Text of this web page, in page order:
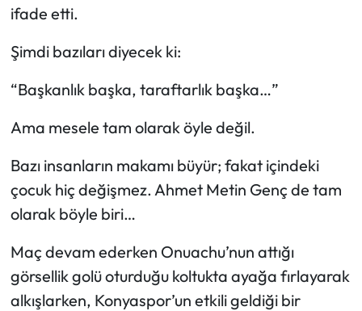
ifade etti.
Şimdi bazıları diyecek ki:
“Başkanlık başka, taraftarlık başka…”
Ama mesele tam olarak öyle değil.
Bazı insanların makamı büyür; fakat içindeki
çocuk hiç değişmez. Ahmet Metin Genç de tam
olarak böyle biri…
Maç devam ederken Onuachu’nun attığı
görsellik golü oturduğu koltukta ayağa fırlayarak
alkışlarken, Konyaspor’un etkili geldiği bir